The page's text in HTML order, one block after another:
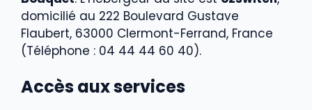
domicilié au 222 Boulevard Gustave
Flaubert, 63000 Clermont-Ferrand, France
(Téléphone : 04 44 44 60 40).
Accès aux services